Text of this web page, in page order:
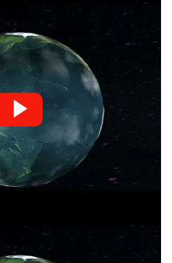
den YouTube Servern geladen. Details
den YouTube Servern geladen. Details